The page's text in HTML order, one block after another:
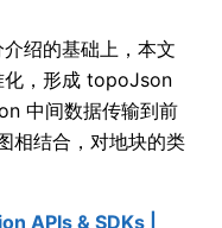
绍的基础上，本文
化，形成 topoJson
中间数据传输到前
相结合，对地块的类
APIs & SDKs |